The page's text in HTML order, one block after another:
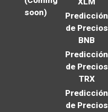
soon)
Predicción
de Precios
BNB
Predicción
de Precios
TRX
Predicción
de Precios